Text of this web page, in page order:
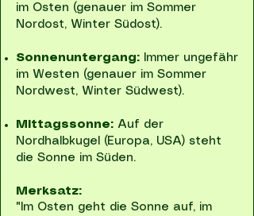
im Osten (genauer im Sommer
Nordost, Winter Südost).
Sonnenuntergang: Immer ungefähr
im Westen (genauer im Sommer
Nordwest, Winter Südwest).
Mittagssonne: Auf der
Nordhalbkugel (Europa, USA) steht
die Sonne im Süden.
Merksatz:
"Im Osten geht die Sonne auf, im